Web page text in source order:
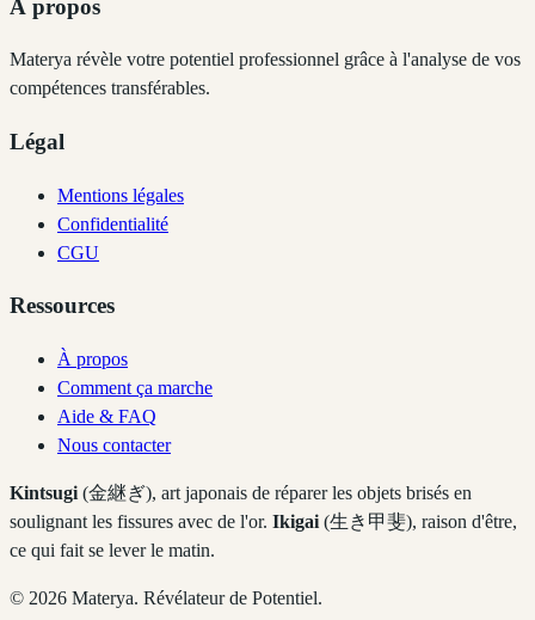
À propos
Materya révèle votre potentiel professionnel grâce à l'analyse de vos
compétences transférables.
Légal
Mentions légales
Confidentialité
CGU
Ressources
À propos
Comment ça marche
Aide & FAQ
Nous contacter
Kintsugi (金継ぎ), art japonais de réparer les objets brisés en
soulignant les fissures avec de l'or. Ikigai (生き甲斐), raison d'être,
ce qui fait se lever le matin.
© 2026 Materya. Révélateur de Potentiel.